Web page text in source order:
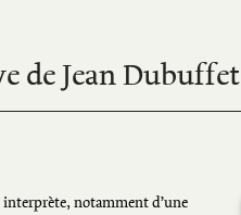
de Jean Dubuffet
interprète, notamment d’une